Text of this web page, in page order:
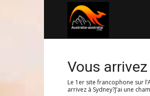
Vous
Le 1er site francophone sur
arrivez à Sydney?J’ai une